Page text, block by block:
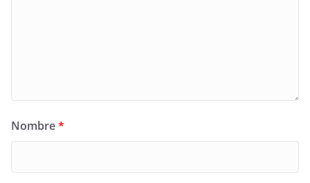
Nombre*